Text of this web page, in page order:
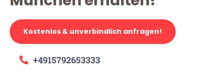
Kostenlos & unverbindlich anfragen!
+4915792653333